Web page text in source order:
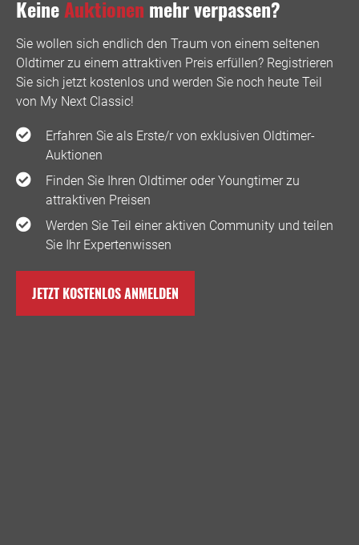
KeineAuktionen mehr verpassen?
Sie wollen sich endlich den Traum von einem seltenen
Oldtimer zu einem attraktiven Preis erfüllen? Registrieren
Sie sich jetzt kostenlos und werden Sie noch heute Teil
von My Next Classic! ️
Erfahren Sie als Erste/r von exklusiven Oldtimer-
Auktionen
Finden Sie Ihren Oldtimer oder Youngtimer zu
attraktiven Preisen
Werden Sie Teil einer aktiven Community und teilen
Sie Ihr Expertenwissen
JETZT KOSTENLOS ANMELDEN